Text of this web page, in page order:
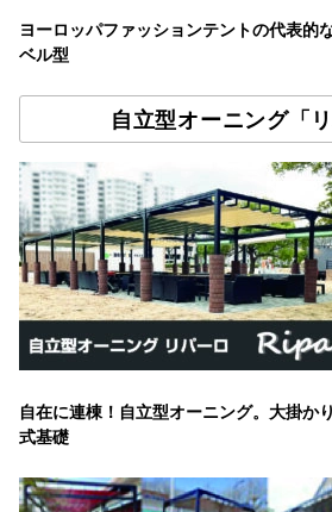
ヨーロッパファッションテントの代表的
ベル型
自立型オーニング「リ
自在に連棟！自立型オーニング。大掛か
式基礎